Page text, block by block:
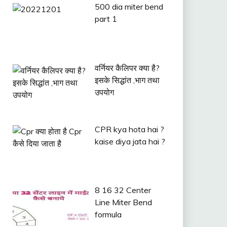
500 dia miter bend
part 1
वर्नियर कैलिपर क्या है?
इसके सिद्धांत ,भाग तथा
उपयोग
CPR kya hota hai ?
kaise diya jata hai ?
8 16 32 Center
Line Miter Bend
formula